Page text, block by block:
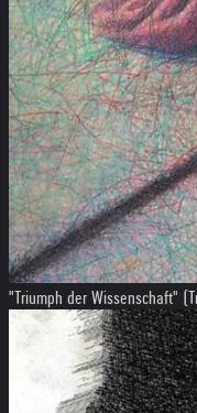
"Triumph der Wissenschaft"